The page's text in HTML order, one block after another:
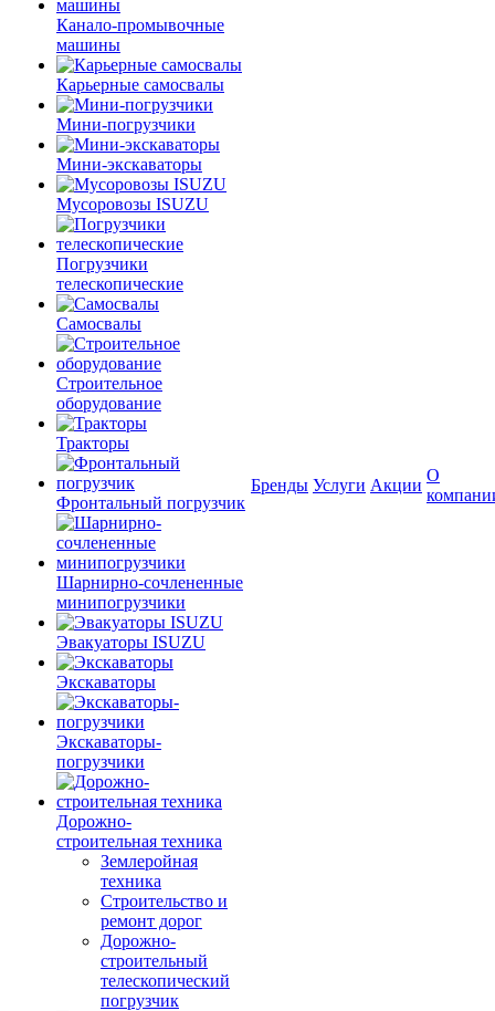
Канало-промывочные
машины
Карьерные самосвалы
Мини-погрузчики
Мини-экскаваторы
Мусоровозы ISUZU
Погрузчики
телескопические
Самосвалы
Строительное
оборудование
Тракторы
Фронтальный погрузчик
Шарнирно-сочлененные
минипогрузчики
Эвакуаторы ISUZU
Экскаваторы
Экскаваторы-
погрузчики
Дорожно-
строительная техника
Землеройная
техника
Строительство и
ремонт дорог
Дорожно-
строительный
телескопический
погрузчик
Бренды Услуги Акции
О